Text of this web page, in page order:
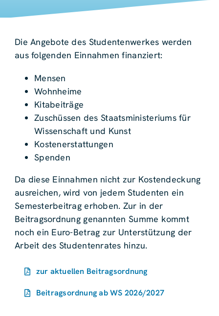
Die Angebote des Studentenwerkes werden
aus folgenden Einnahmen finanziert:
Mensen
Wohnheime
Kitabeiträge
Zuschüssen des Staatsministeriums für
Wissenschaft und Kunst
Kostenerstattungen
Spenden
Da diese Einnahmen nicht zur Kostendeckung
ausreichen, wird von jedem Studenten ein
Semesterbeitrag erhoben. Zur in der
Beitragsordnung genannten Summe kommt
noch ein Euro-Betrag zur Unterstützung der
Arbeit des Studentenrates hinzu.
zur aktuellen Beitragsordnung
Beitragsordnung ab WS 2026/2027